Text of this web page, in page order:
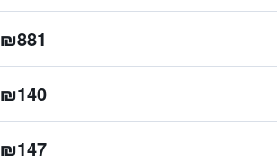
₪881
₪140
₪147